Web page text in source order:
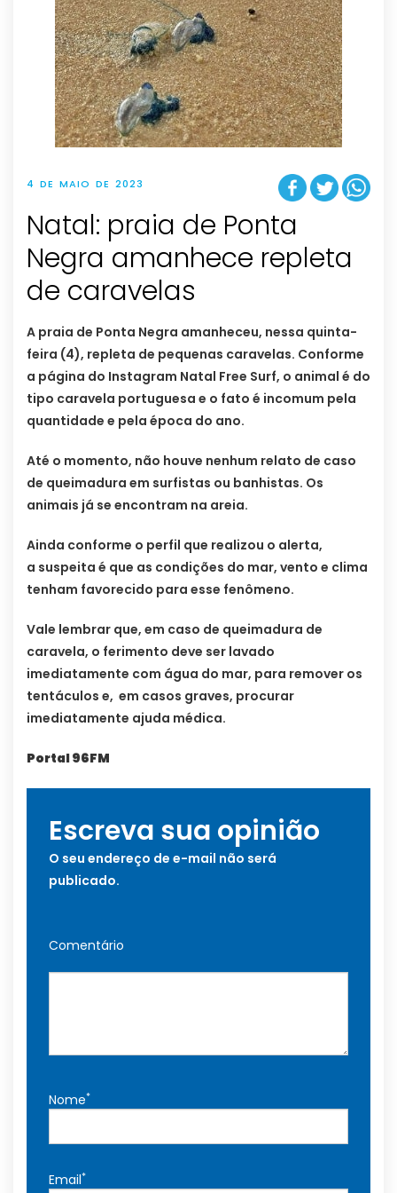
4 DE MAIO DE 2023
Natal: praia de Ponta
Negra amanhece repleta
de caravelas
A praia de Ponta Negra amanheceu, nessa quinta-
feira (4), repleta de pequenas caravelas. Conforme
a página do Instagram Natal Free Surf, o animal é do
tipo caravela portuguesa e o fato é incomum pela
quantidade e pela época do ano.
Até o momento, não houve nenhum relato de caso
de queimadura em surfistas ou banhistas. Os
animais já se encontram na areia.
Ainda conforme o perfil que realizou o alerta,
a suspeita é que as condições do mar, vento e clima
tenham favorecido para esse fenômeno.
Vale lembrar que, em caso de queimadura de
caravela, o ferimento deve ser lavado
imediatamente com água do mar, para remover os
tentáculos e, em casos graves, procurar
imediatamente ajuda médica.
Portal 96FM
Escreva sua opinião
O seu endereço de e-mail não será
publicado.
Comentário
Nome*
Email*